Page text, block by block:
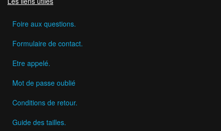
Foire aux questions.
Formulaire de contact.
Etre appelé.
Mot de passe oublié
Conditions de retour.
Guide des tailles.